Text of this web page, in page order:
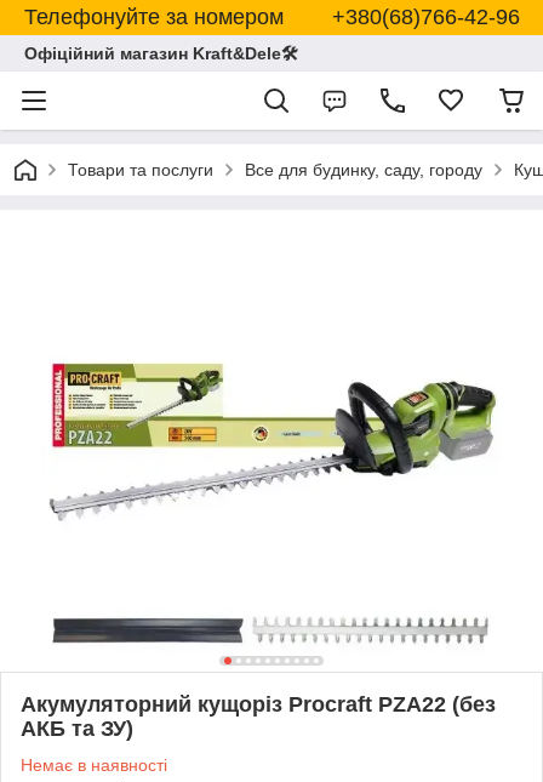
Телефонуйте за номером +380(68)766-42-96
Офіційний магазин Kraft&Dele🛠
Товари та послуги Все для будинку, саду, городу
Акумуляторний кущоріз Procraft PZA22 (без
АКБ та ЗУ)
Немає в наявності